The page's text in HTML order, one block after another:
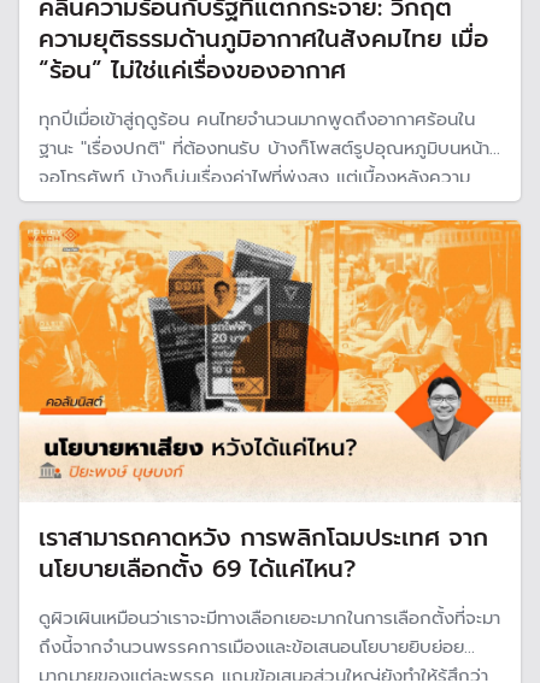
คลื่นความร้อนกับรัฐที่แตกกระจาย: วิกฤต
ความยุติธรรมด้านภูมิอากาศในสังคมไทย เมื่อ
“ร้อน” ไม่ใช่แค่เรื่องของอากาศ
ทุกปีเมื่อเข้าสู่ฤดูร้อน คนไทยจำนวนมากพูดถึงอากาศร้อนใน
ฐานะ "เรื่องปกติ" ที่ต้องทนรับ บ้างก็โพสต์รูปอุณหภูมิบนหน้า
จอโทรศัพท์ บ้างก็บ่นเรื่องค่าไฟที่พุ่งสูง แต่เบื้องหลังความ
รู้สึก "ร้อน" นั้น มีความจริงที่หนักกว่ามาก
เราสามารถคาดหวัง การพลิกโฉมประเทศ จาก
นโยบายเลือกตั้ง 69 ได้แค่ไหน?
ดูผิวเผินเหมือนว่าเราจะมีทางเลือกเยอะมากในการเลือกตั้งที่จะมา
ถึงนี้จากจำนวนพรรคการเมืองและข้อเสนอนโยบายยิบย่อย
มากมายของแต่ละพรรค แถมข้อเสนอส่วนใหญ่ยังทำให้รู้สึกว่า